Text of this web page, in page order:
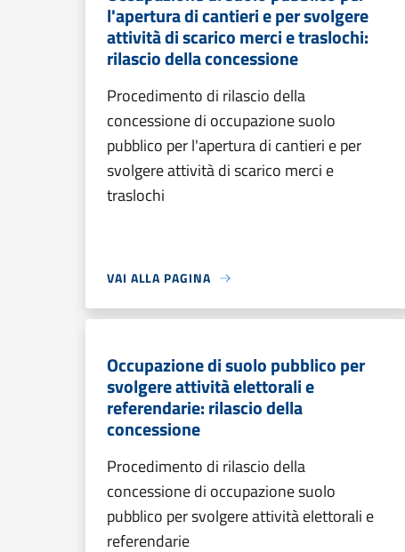
l'apertura di cantieri e per svolgere
attività di scarico merci e traslochi:
rilascio della concessione
Procedimento di rilascio della
concessione di occupazione suolo
pubblico per l'apertura di cantieri e per
svolgere attività di scarico merci e
traslochi
VAI ALLA PAGINA
Occupazione di suolo pubblico per
svolgere attività elettorali e
referendarie: rilascio della
concessione
Procedimento di rilascio della
concessione di occupazione suolo
pubblico per svolgere attività elettorali e
referendarie